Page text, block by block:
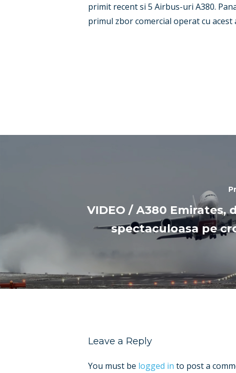
primit recent si 5 Airbus-uri A380.
primul zbor comercial operat cu acest
VIDEO / A380 Emirates,
spectaculoasa pe
Leave a Reply
You must be logged in to post a